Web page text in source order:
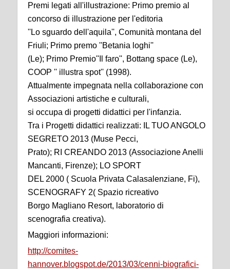
Premi legati all'illustrazione: Primo premio al
concorso di illustrazione per l'editoria
''Lo sguardo dell'aquila'', Comunità montana del
Friuli; Primo premo ''Betania loghi''
(Le); Primo Premio''Il faro'', Bottang space (Le),
COOP '' illustra spot'' (1998).
Attualmente impegnata nella collaborazione con
Associazioni artistiche e culturali,
si occupa di progetti didattici per l'infanzia.
Tra i Progetti didattici realizzati: IL TUO ANGOLO
SEGRETO 2013 (Muse Pecci,
Prato); RI CREANDO 2013 (Associazione Anelli
Mancanti, Firenze); LO SPORT
DEL 2000 ( Scuola Privata Calasalenziane, Fi),
SCENOGRAFY 2( Spazio ricreativo
Borgo Magliano Resort, laboratorio di
scenografia creativa).
Maggiori informazioni:
http://comites-
hannover.blogspot.de/2013/03/cenni-biografici-